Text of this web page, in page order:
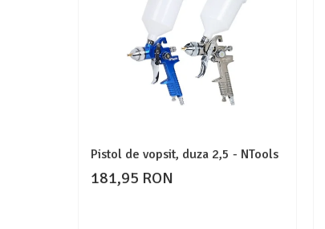
Pistol de vopsit, duza 2,5 - NTools
181,95 RON